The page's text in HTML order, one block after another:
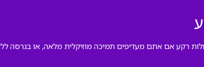
רקע אם אתם מעדיפים תמיכה מוזיקלית מלאה, או